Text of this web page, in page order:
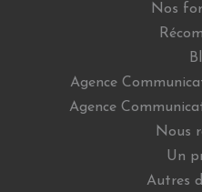
Nos
Agence
Agence
Nous
Un
Autres